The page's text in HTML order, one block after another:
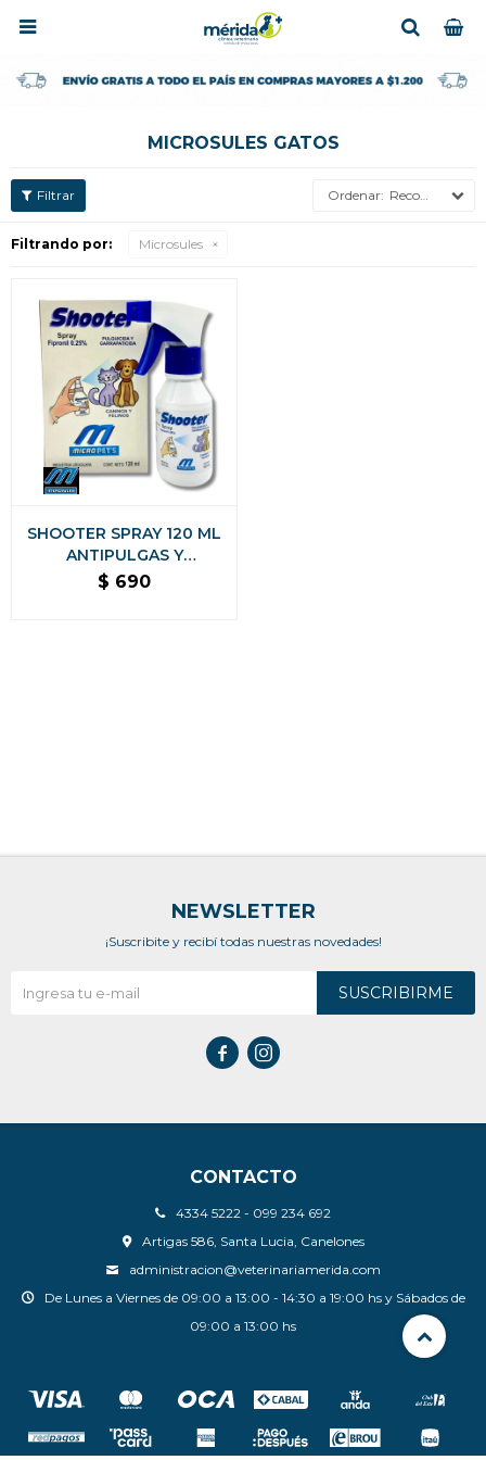

MICROSULES GATOS
Recomendados
Filtrando por: Microsules
SHOOTER SPRAY 120 ML
ANTIPULGAS Y
GARRAPATAS PARA
$ 690
CONTACTO
4334 5222 - 099 234 692
Artigas 586, Santa Lucia, Canelones
administracion@veterinariamerida.com
De Lunes a Viernes de 09:00 a 13:00 - 14:30 a 19:00 hs y Sábados de
09:00 a 13:00 hs
NEWSLETTER
¡Suscribite y recibí todas nuestras novedades!
SUSCRIBIRME
 